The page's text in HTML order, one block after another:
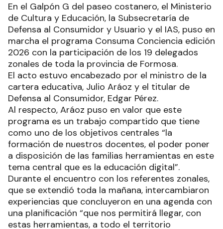
En el Galpón G del paseo costanero, el Ministerio
de Cultura y Educación, la Subsecretaría de
Defensa al Consumidor y Usuario y el IAS, puso en
marcha el programa Consuma Conciencia edición
2026 con la participación de los 19 delegados
zonales de toda la provincia de Formosa.
El acto estuvo encabezado por el ministro de la
cartera educativa, Julio Aráoz y el titular de
Defensa al Consumidor, Edgar Pérez.
Al respecto, Aráoz puso en valor que este
programa es un trabajo compartido que tiene
como uno de los objetivos centrales “la
formación de nuestros docentes, el poder poner
a disposición de las familias herramientas en este
tema central que es la educación digital”.
Durante el encuentro con los referentes zonales,
que se extendió toda la mañana, intercambiaron
experiencias que concluyeron en una agenda con
una planificación “que nos permitirá llegar, con
estas herramientas, a todo el territorio